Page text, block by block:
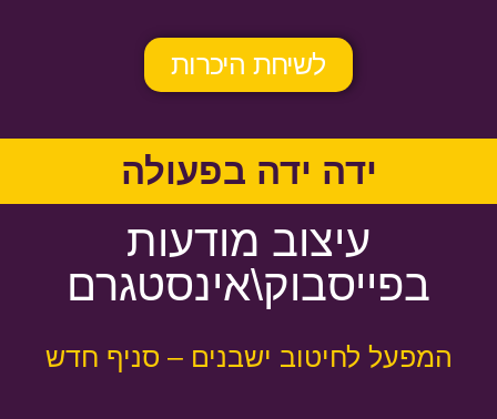
לשיחת היכרות
ידה ידה בפעולה
עיצוב מודעות
בפייסבוק\אינסטגרם
המפעל לחיטוב ישבנים – סניף חדש